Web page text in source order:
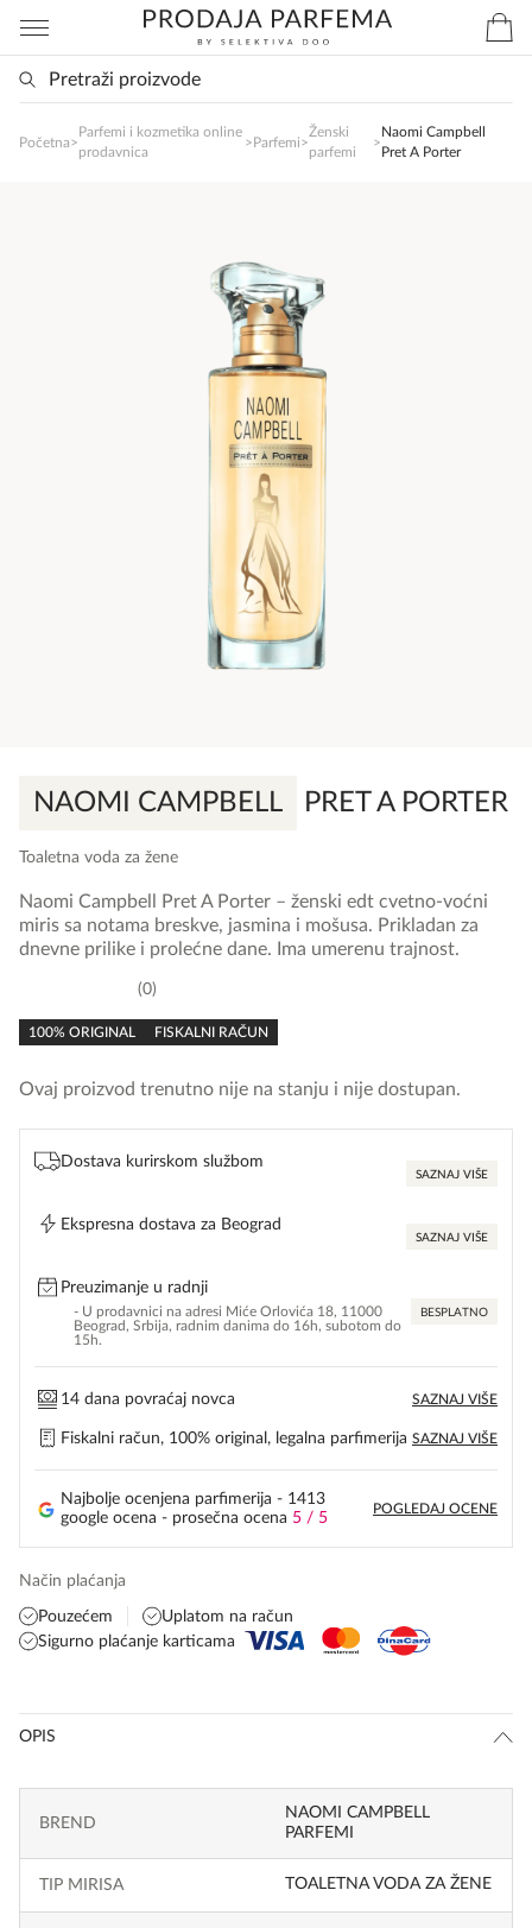
Početna>
Parfemi i kozmetika online
prodavnica
>Parfemi>
Ženski
parfemi
>
Naomi Campbell
Pret A Porter
NAOMI CAMPBELL PRET A PORTER
Toaletna voda za žene
rating
0
100% ORIGINAL FISKALNI RAČUN
Naomi Campbell Pret A Porter – ženski edt cvetno-voćni
miris sa notama breskve, jasmina i mošusa. Prikladan za
dnevne prilike i prolećne dane. Ima umerenu trajnost.
Ovaj proizvod trenutno nije na stanju i nije dostupan.
Dostava kurirskom službom
SAZNAJ VIŠE
Ekspresna dostava za Beograd
SAZNAJ VIŠE
Preuzimanje u radnji
- U prodavnici na adresi Miće Orlovića 18, 11000
Beograd, Srbija, radnim danima do 16h, subotom do
15h.
BESPLATNO
14 dana povraćaj novca SAZNAJ VIŠE
Fiskalni račun, 100% original, legalna parfimerija SAZNAJ VIŠE
Najbolje ocenjena parfimerija - 1413
google ocena - prosečna ocena 5 / 5
POGLEDAJ OCENE
Način plaćanja
Pouzećem
Uplatom na račun
Sigurno plaćanje karticama
OPIS
BREND
NAOMI CAMPBELL
PARFEMI
TIP MIRISA TOALETNA VODA ZA ŽENE
SlađanAi Asistent
poručite svoj omiljeni parfem danas ali i za